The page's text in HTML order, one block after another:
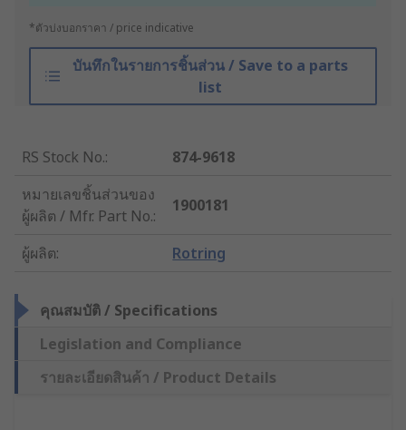
*ตัวบ่งบอกราคา / price indicative
บันทึกในรายการชิ้นส่วน / Save to a parts
list
RS Stock No.:
874-9618
หมายเลขชิ้นส่วนของ
ผู้ผลิต / Mfr. Part No.:
1900181
ผู้ผลิต: Rotring
คุณสมบัติ / Specifications
Legislation and Compliance
รายละเอียดสินค้า / Product Details